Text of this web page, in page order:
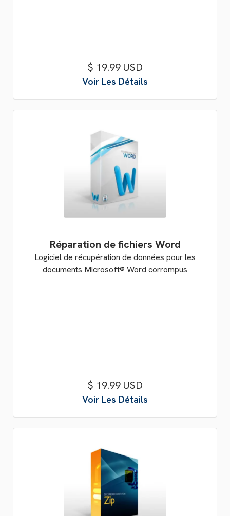
$ 19.99 USD
Voir Les Détails
Réparation de fichiers Word
Logiciel de récupération de données pour les
documents Microsoft® Word corrompus
$ 19.99 USD
Voir Les Détails